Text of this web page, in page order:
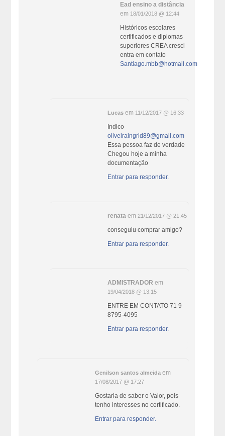
Ead ensino a distância
em 18/01/2018 @ 12:44
Históricos escolares
certificados e diplomas
superiores CREA cresci
entra em contato
Santiago.mbb@hotmail.com
Lucas em 11/12/2017 @ 16:33
Indico
oliveiraingrid89@gmail.com
Essa pessoa faz de verdade
Chegou hoje a minha
documentação
Entrar para responder.
renata em 21/12/2017 @ 21:45
conseguiu comprar amigo?
Entrar para responder.
ADMISTRADOR em
19/04/2018 @ 13:15
ENTRE EM CONTATO 71 9
8795-4095
Entrar para responder.
Genilson santos almeida em
17/08/2017 @ 17:27
Gostaria de saber o Valor, pois
tenho interesses no certificado.
Entrar para responder.